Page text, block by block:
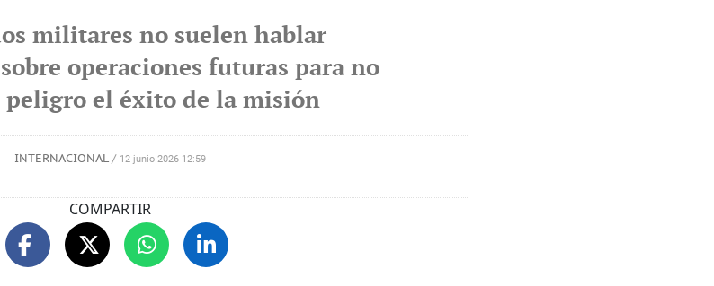
militares no suelen hablar
operaciones futuras para no
peligro el éxito de la misión
INTERNACIONAL / 12 junio 2026 12:59
COMPARTIR